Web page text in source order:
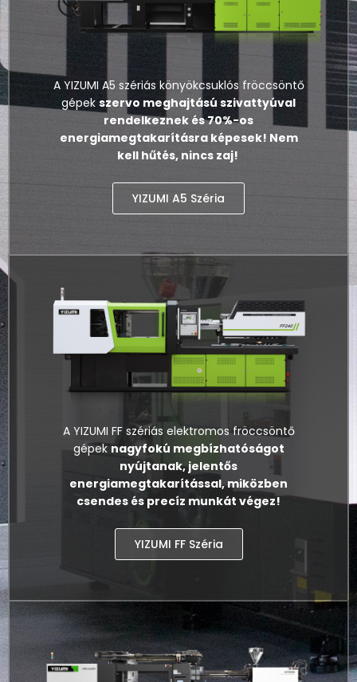
A YIZUMI A5 szériás könyökcsuklós fröccsöntő
gépek szervo meghajtású szivattyúval
rendelkeznek és 70%-os
energiamegtakarításra képesek! Nem
kell hűtés, nincs zaj!
YIZUMI A5 Széria
A YIZUMI FF szériás elektromos fröccsöntő
gépek nagyfokú megbízhatóságot
nyújtanak, jelentős
energiamegtakarítással, miközben
csendes és precíz munkát végez!
YIZUMI FF Széria